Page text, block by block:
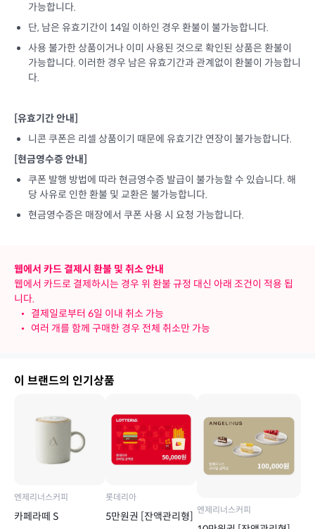
가능합니다.
단, 남은 유효기간이 14일 이하인 경우 환불이 불가능합니다.
사용 불가한 상품이거나 이미 사용된 것으로 확인된 상품은 환불이
가능합니다. 이러한 경우 남은 유효기간과 관계없이 환불이 가능합니
다.
[유효기간 안내]
니콘 쿠폰은 리셀 상품이기 때문에 유효기간 연장이 불가능합니다.
[현금영수증 안내]
쿠폰 발행 방법에 따라 현금영수증 발급이 불가능할 수 있습니다. 해
당 사유로 인한 환불 및 교환은 불가능합니다.
현금영수증은 매장에서 쿠폰 사용 시 요청 가능합니다.
웹에서 카드 결제시 환불 및 취소 안내
웹에서 카드로 결제하시는 경우 위 환불 규정 대신 아래 조건이 적용 됩
니다.
•
결제일로부터 6일 이내 취소 가능
•
여러 개를 함께 구매한 경우 전체 취소만 가능
이 브랜드의 인기상품
엔제리너스커피
카페라떼 S
롯데리아
5만원권 [잔액관리형]
엔제리너스커피